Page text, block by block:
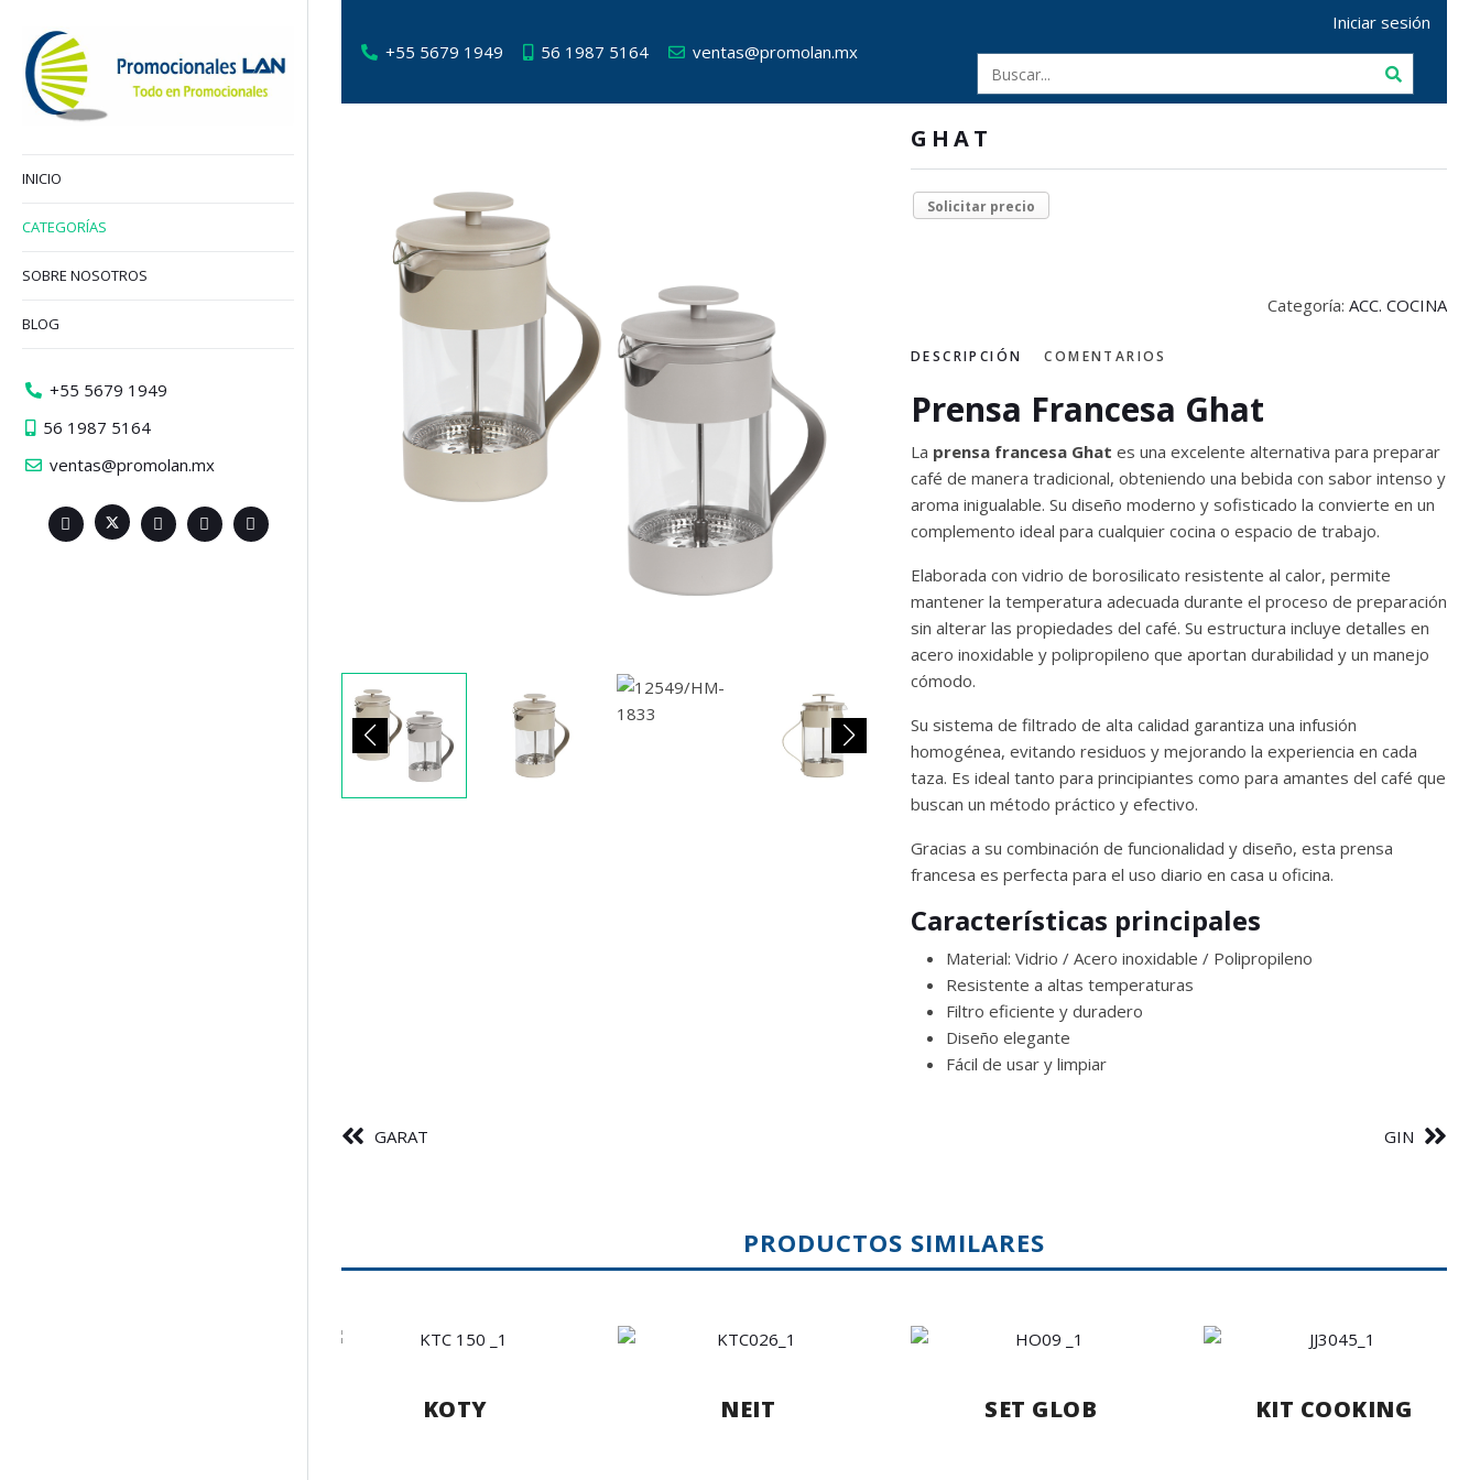
+55 5679 1949 56 1987 5164 ventas@promolan.mx
Iniciar sesión
GHAT
Solicitar precio
Categoría: ACC. COCINA
DESCRIPCIÓN COMENTARIOS
Prensa Francesa Ghat
La prensa francesa Ghat es una excelente alternativa para preparar
café de manera tradicional, obteniendo una bebida con sabor intenso y
aroma inigualable. Su diseño moderno y sofisticado la convierte en un
complemento ideal para cualquier cocina o espacio de trabajo.
Elaborada con vidrio de borosilicato resistente al calor, permite
mantener la temperatura adecuada durante el proceso de preparación
sin alterar las propiedades del café. Su estructura incluye detalles en
acero inoxidable y polipropileno que aportan durabilidad y un manejo
cómodo.
Su sistema de filtrado de alta calidad garantiza una infusión
homogénea, evitando residuos y mejorando la experiencia en cada
taza. Es ideal tanto para principiantes como para amantes del café que
buscan un método práctico y efectivo.
Gracias a su combinación de funcionalidad y diseño, esta prensa
francesa es perfecta para el uso diario en casa u oficina.
Características principales
Material: Vidrio / Acero inoxidable / Polipropileno
Resistente a altas temperaturas
Filtro eficiente y duradero
Diseño elegante
Fácil de usar y limpiar
GARAT GIN
PRODUCTOS SIMILARES
KOTY NEIT SET GLOB KIT COOKING
INICIO
CATEGORÍAS
SOBRE NOSOTROS
BLOG
+55 5679 1949
56 1987 5164
ventas@promolan.mx